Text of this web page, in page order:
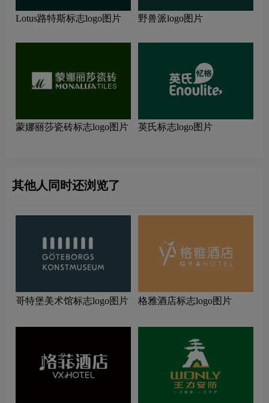
Lotus路特斯标志logo图片 野兽派logo图片
蒙娜丽莎瓷砖标志logo图片 英氏标志logo图片
其他人同时还浏览了
哥特堡美术馆标志logo图片 格雅酒店标志logo图片